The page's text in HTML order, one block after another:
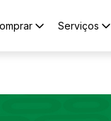
Serviços